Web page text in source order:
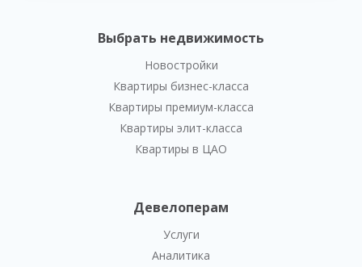
Выбрать недвижимость
Новостройки
Квартиры бизнес-класса
Квартиры премиум-класса
Квартиры элит-класса
Квартиры в ЦАО
Девелоперам
Услуги
Аналитика